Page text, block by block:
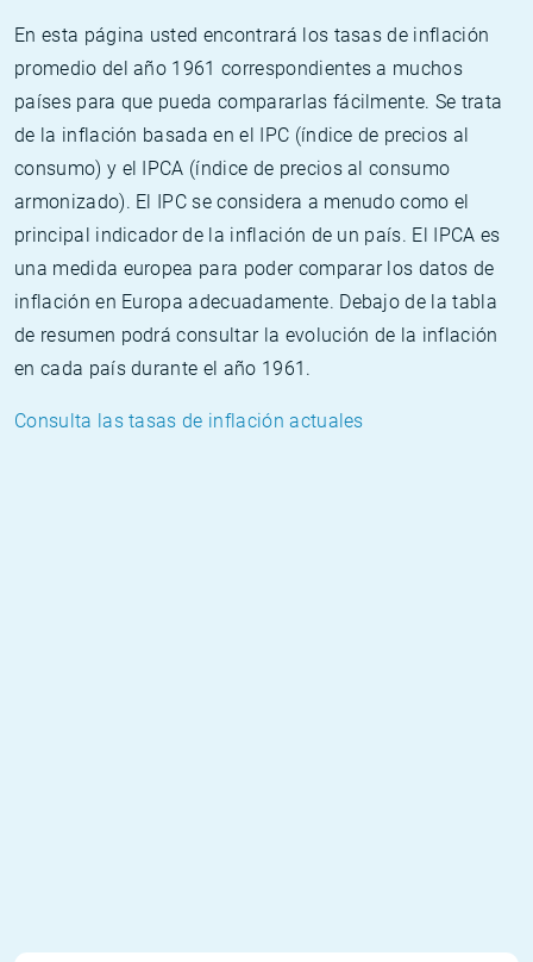
En esta página usted encontrará los tasas de inflación
promedio del año 1961 correspondientes a muchos
países para que pueda compararlas fácilmente. Se trata
de la inflación basada en el IPC (índice de precios al
consumo) y el IPCA (índice de precios al consumo
armonizado). El IPC se considera a menudo como el
principal indicador de la inflación de un país. El IPCA es
una medida europea para poder comparar los datos de
inflación en Europa adecuadamente. Debajo de la tabla
de resumen podrá consultar la evolución de la inflación
en cada país durante el año 1961.
Consulta las tasas de inflación actuales